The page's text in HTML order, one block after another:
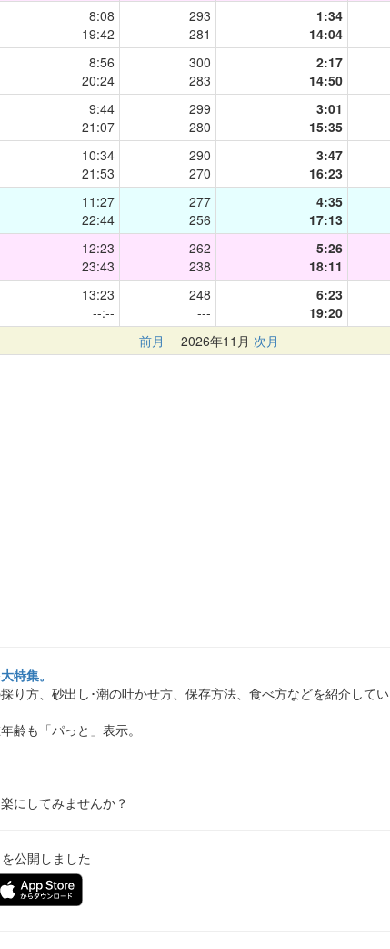
8:08
19:42
293
281
1:34
14:04
8:56
20:24
300
283
2:17
14:50
9:44
21:07
299
280
3:01
15:35
10:34
21:53
290
270
3:47
16:23
11:27
22:44
277
256
4:35
17:13
12:23
23:43
262
238
5:26
18:11
13:23
--:--
248
---
6:23
19:20
前月 2026年11月 次月
特集。
り方、砂出し･潮の吐かせ方、保存方法、食べ方などを紹介してい
齢も「パっと」表示。
にしてみませんか？
公開しました